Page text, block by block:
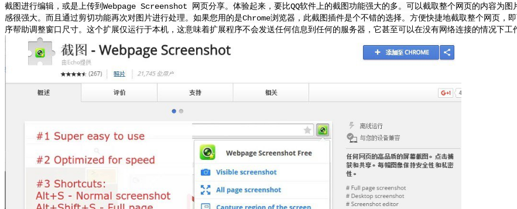
截图进行编辑，或是上传到Webpage Screenshot 网页分享。 体验起来，要比QQ软件上的截图功能强大的多。可以截取整个网页的内容为
感很强大。而且通过剪切功能再次对图片进行处理。如果您用的是Chrome浏览器，此截图插件是个不错的选择。 方便快捷地截取整个网页，
序帮助调整窗口尺寸。这个扩展仅运行于本机，这意味着扩展程序不会发送任何信息到任何的服务器，它甚至可以在没有网络连接的情况下工